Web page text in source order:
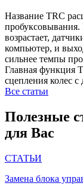
Название TRC
возрастает,
компьютер, и
сильнее темпы
Главная функция
сцепления колес с
Все статьи
Полезные
для Вас
СТАТЬИ
Замена блока